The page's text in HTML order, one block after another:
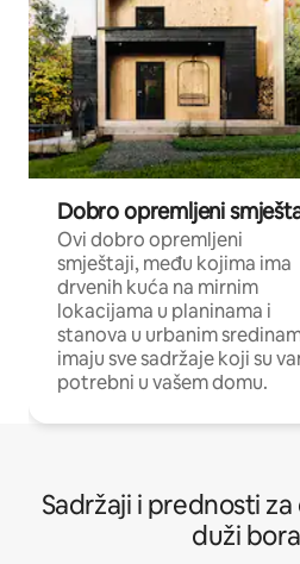
Dobro opremljeni
Ovi dobro opremljeni
smještaji, među kojima ima
drvenih kuća na mirnim
lokacijama u planinama i
stanova u urbanim
imaju sve sadržaje koji su
potrebni u vašem domu.
Sadržaji i prednosti
duži